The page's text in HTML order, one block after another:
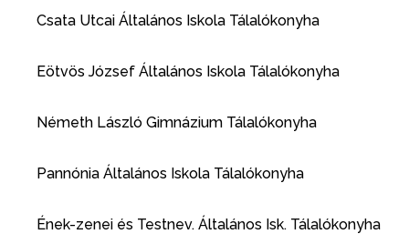
Csata Utcai Általános Iskola Tálalókonyha
Eötvös József Általános Iskola Tálalókonyha
Németh László Gimnázium Tálalókonyha
Pannónia Általános Iskola Tálalókonyha
Ének-zenei és Testnev. Általános Isk. Tálalókonyha